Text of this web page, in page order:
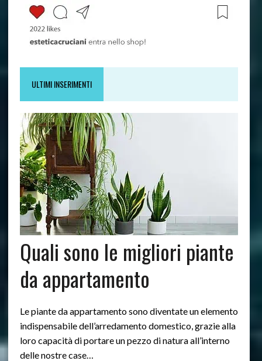
ULTIMI INSERIMENTI
Quali sono le migliori piante
da appartamento
Le piante da appartamento sono diventate un elemento
indispensabile dell’arredamento domestico, grazie alla
loro capacità di portare un pezzo di natura all’interno
delle nostre case…